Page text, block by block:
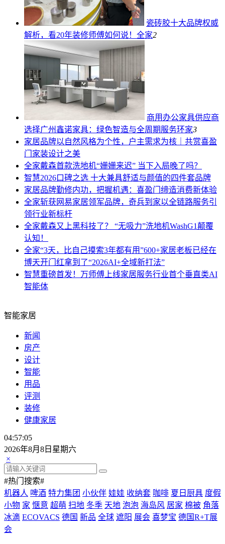
瓷砖胶十大品牌权威
解析，看20年装修师傅如何说！ 全家2
商用办公家具供应商
选择广州鑫诺家具：绿色智造与全周期服务环家3
家居品牌以自然风格为个性，户主需求为核｜共赏喜盈
门家装设计之美
全家戴森首款洗地机“姗姗来迟” 当下入局晚了吗？
智慧2026口碑之选 十大兼具舒适与颜值的四件套品牌
家居品牌勤修内功，把握机遇：喜盈门缔造消费新体验
全家斩获网易家居领军品牌，奇兵到家以全链路服务引
领行业新标杆
全家戴森又上黑科技了？ “无吸力”洗地机WashG1颠覆
认知！
全家“3天，比自己摸索3年都有用”600+家居老板已经在
博天开门红拿到了“2026AI+全域新打法”
智慧重磅首发！万师傅上线家居服务行业首个垂直类AI
智能体
智能家居
新闻
房产
设计
智能
用品
评测
装修
健康家居
04:57:07
2026年8月8日星期六
×
#热门搜索#
机器人 啤酒 特力集团 小伙伴 娃娃 收纳套 咖啡 夏日厨具 度假
小物 家 惬意 超萌 扫地 冬季 天地 泡泡 海岛风 居家 棉被 角落
冰滴 ECOVACS 德国 新品 全球 遮阳 展会 喜梦宝 德国R+T展
会